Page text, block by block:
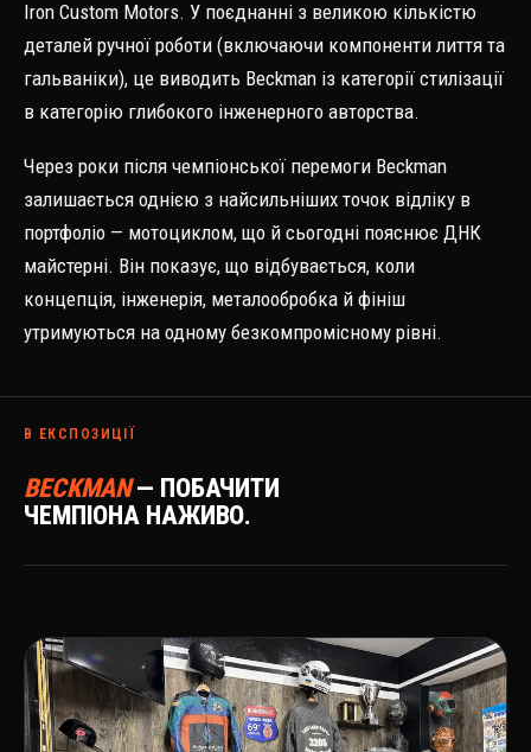
Iron Custom Motors. У поєднанні з великою кількістю
деталей ручної роботи (включаючи компоненти лиття та
гальваніки), це виводить Beckman із категорії стилізації
в категорію глибокого інженерного авторства.
Через роки після чемпіонської перемоги Beckman
залишається однією з найсильніших точок відліку в
портфоліо — мотоциклом, що й сьогодні пояснює ДНК
майстерні. Він показує, що відбувається, коли
концепція, інженерія, металообробка й фініш
утримуються на одному безкомпромісному рівні.
В ЕКСПОЗИЦІЇ
BECKMAN— ПОБАЧИТИ
ЧЕМПІОНА НАЖИВО.